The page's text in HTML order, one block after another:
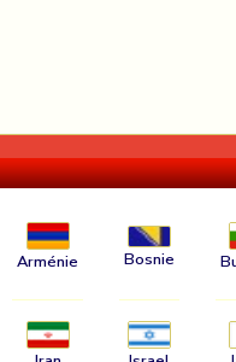
Arménie Bosnie